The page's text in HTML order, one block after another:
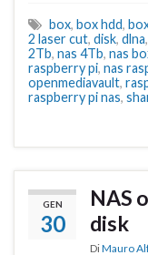
box, box hdd,
2 laser cut, disk, dlna,
2Tb, nas 4Tb, nas
raspberry pi, nas
openmediavault,
raspberry pi nas,
GEN
30
NAS
disk
DiMauro